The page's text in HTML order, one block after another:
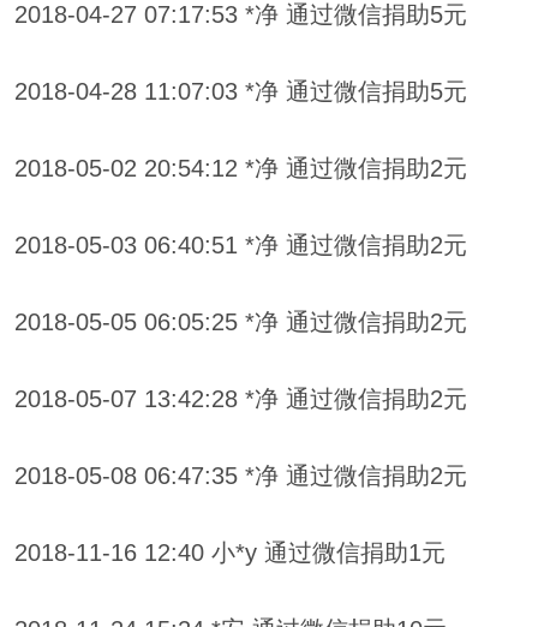
2018-04-27 07:17:53 *净 通过微信捐助5元
2018-04-28 11:07:03 *净 通过微信捐助5元
2018-05-02 20:54:12 *净 通过微信捐助2元
2018-05-03 06:40:51 *净 通过微信捐助2元
2018-05-05 06:05:25 *净 通过微信捐助2元
2018-05-07 13:42:28 *净 通过微信捐助2元
2018-05-08 06:47:35 *净 通过微信捐助2元
2018-11-16 12:40 小*y 通过微信捐助1元